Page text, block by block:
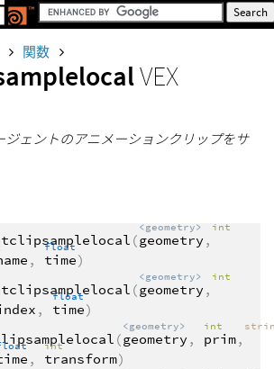
関数
VEX
ジェントのアニメーションクリップをサ
(
<geometry>
geometry ,
int
,
float
time)
(
<geometry>
geometry ,
int
,
float
time)
(
<geometry>
geometry ,
int
prim,
,
int
transform)